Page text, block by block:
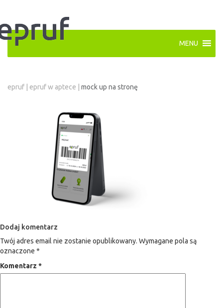
MENU
epruf epruf w aptece mock up na stronę
Dodaj komentarz
Twój adres email nie zostanie opublikowany. Wymagane pola są
oznaczone *
Komentarz *